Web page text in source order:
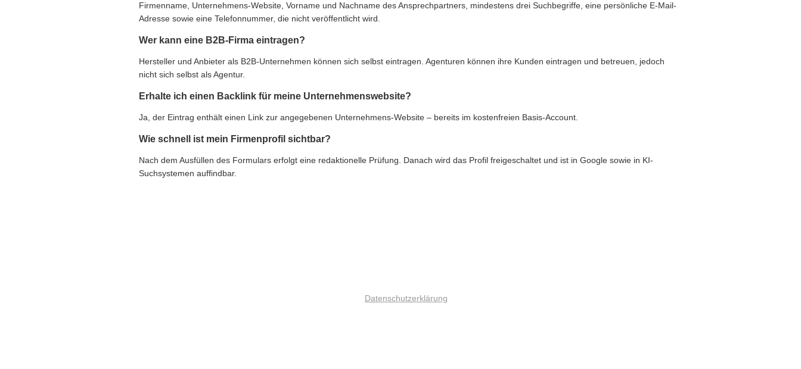
Datenschutzerklärung
Firmenname, Unternehmens-Website, Vorname und Nachname des Ansprechpartners, mindestens drei Suchbegriffe, eine persönliche E-Mail-
Adresse sowie eine Telefonnummer, die nicht veröffentlicht wird.
Wer kann eine B2B-Firma eintragen?
Hersteller und Anbieter als B2B-Unternehmen können sich selbst eintragen. Agenturen können ihre Kunden eintragen und betreuen, jedoch
nicht sich selbst als Agentur.
Erhalte ich einen Backlink für meine Unternehmenswebsite?
Ja, der Eintrag enthält einen Link zur angegebenen Unternehmens-Website – bereits im kostenfreien Basis-Account.
Wie schnell ist mein Firmenprofil sichtbar?
Nach dem Ausfüllen des Formulars erfolgt eine redaktionelle Prüfung. Danach wird das Profil freigeschaltet und ist in Google sowie in KI-
Suchsystemen auffindbar.